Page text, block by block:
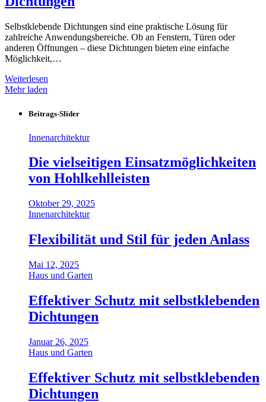
Selbstklebende Dichtungen sind eine praktische Lösung für
zahlreiche Anwendungsbereiche. Ob an Fenstern, Türen oder
anderen Öffnungen – diese Dichtungen bieten eine einfache
Möglichkeit,…
Weiterlesen
Mehr laden
Beitrags-Slider
Innenarchitektur
Die vielseitigen Einsatzmöglichkeiten
von Hohlkehlleisten
Oktober 29, 2025
Innenarchitektur
Flexibilität und Stil für jeden Anlass
Mai 12, 2025
Haus und Garten
Effektiver Schutz mit selbstklebenden
Dichtungen
Januar 26, 2025
Haus und Garten
Effektiver Schutz mit selbstklebenden
Dichtungen